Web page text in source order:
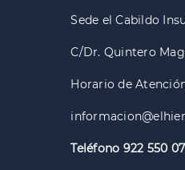
Sede el Cabildo
C/Dr. Quintero
Horario de
Teléfono 922 550